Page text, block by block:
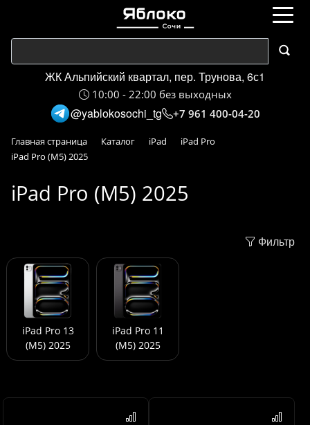
ЖК Альпийский квартал, пер. Трунова, 6с1
10:00 - 22:00 без выходных
@yablokosochi_tg +7 961 400-04-20
Главная страница Каталог iPad
iPad Pro
iPad Pro (M5) 2025
iPad Pro (M5) 2025
Фильтр
iPad Pro 13
(M5) 2025
iPad Pro 11
(M5) 2025